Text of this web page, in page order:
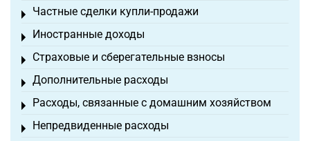
Частные сделки купли-продажи
Toggle menu
Иностранные доходы
Toggle menu
Страховые и сберегательные взносы
Toggle menu
Дополнительные расходы
Toggle menu
Расходы, связанные с домашним хозяйством
Toggle menu
Непредвиденные расходы
Toggle menu